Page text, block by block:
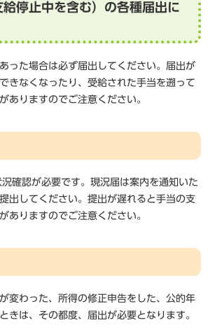
停止中を含む）の各種届出に
った場合は必ず届出してください。届出が
きなくなったり、受給された手当を遡って
ありますのでご注意ください。
確認が必要です。現況届は案内を通知いた
出してください。提出が遅れると手当の支
ありますのでご注意ください。
変わった、所得の修正申告をした、公的年
きは、その都度、届出が必要となります。